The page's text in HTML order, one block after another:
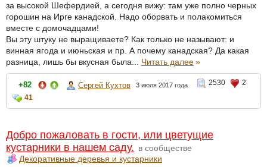
за высокой Шефердией, а сегодня вижу: там уже полно черных
горошин на Ирге канадской. Надо оборвать и полакомиться
вместе с домочадцами!
Вы эту штуку не выращиваете? Как только не называют: и
винная ягода и июньская и пр. А почему канадская? Да какая
разница, лишь бы вкусная была... Читать далее»
+82 Сергей Кухтов 3 июля 2017 года 2530
2
41
Добро пожаловать в гости, или цветущие
кустарники в нашем саду. в сообществе
Декоративные деревья и кустарники